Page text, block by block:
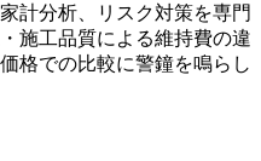
計分析、リスク対策を専門
施工品質による維持費の違
格での比較に警鐘を鳴らし